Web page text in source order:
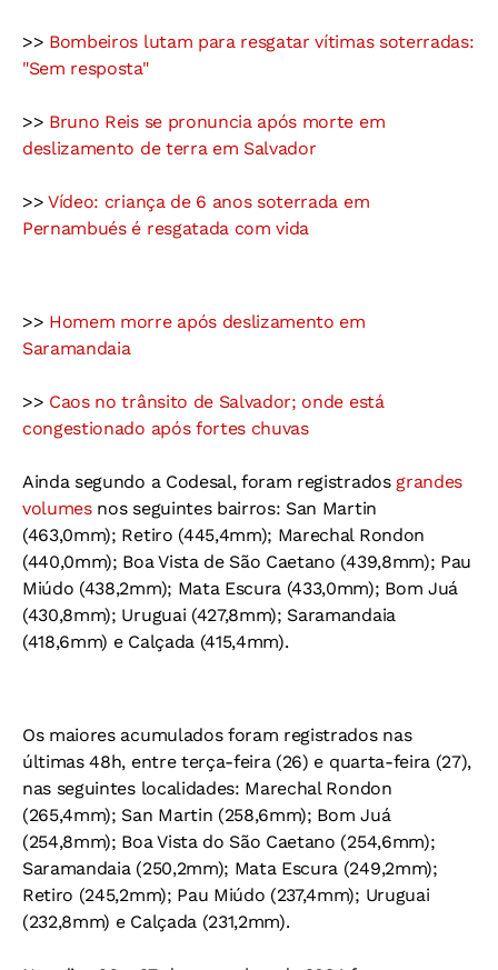
>> Bombeiros lutam para resgatar vítimas soterradas:
"Sem resposta"
>> Bruno Reis se pronuncia após morte em
deslizamento de terra em Salvador
>>Vídeo: criança de 6 anos soterrada em
Pernambués é resgatada com vida
>> Homem morre após deslizamento em
Saramandaia
>> Caos no trânsito de Salvador; onde está
congestionado após fortes chuvas
Ainda segundo a Codesal, foram registrados grandes
volumesnos seguintes bairros: San Martin
(463,0mm); Retiro (445,4mm); Marechal Rondon
(440,0mm); Boa Vista de São Caetano (439,8mm); Pau
Miúdo (438,2mm); Mata Escura (433,0mm); Bom Juá
(430,8mm); Uruguai (427,8mm); Saramandaia
(418,6mm) e Calçada (415,4mm).
Os maiores acumulados foram registrados nas
últimas 48h, entre terça-feira (26) e quarta-feira (27),
nas seguintes localidades: Marechal Rondon
(265,4mm); San Martin (258,6mm); Bom Juá
(254,8mm); Boa Vista do São Caetano (254,6mm);
Saramandaia (250,2mm); Mata Escura (249,2mm);
Retiro (245,2mm); Pau Miúdo (237,4mm); Uruguai
(232,8mm) e Calçada (231,2mm).